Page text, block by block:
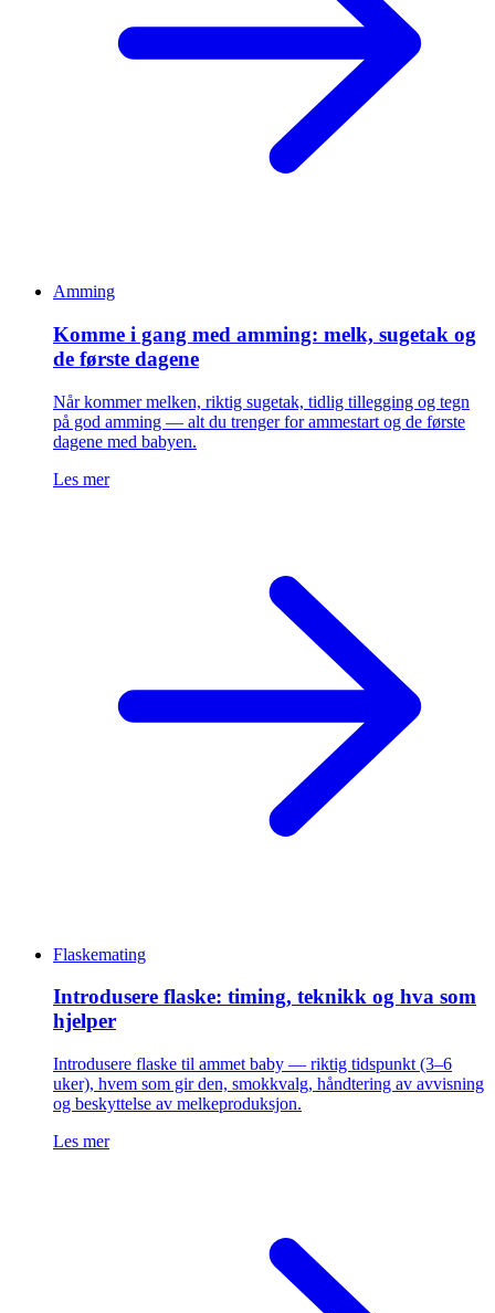
Amming
Komme i gang med amming: melk, sugetak og
de første dagene
Når kommer melken, riktig sugetak, tidlig tillegging og tegn
på god amming — alt du trenger for ammestart og de første
dagene med babyen.
Les mer
Flaskemating
Introdusere flaske: timing, teknikk og hva som
hjelper
Introdusere flaske til ammet baby — riktig tidspunkt (3–6
uker), hvem som gir den, smokkvalg, håndtering av avvisning
og beskyttelse av melkeproduksjon.
Les mer